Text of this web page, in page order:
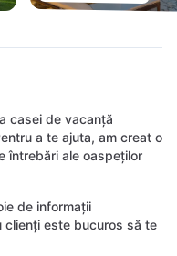
casei de vacanță
a te ajuta, am creat o
întrebări ale oaspeților
de informații
clienți este bucuros să te